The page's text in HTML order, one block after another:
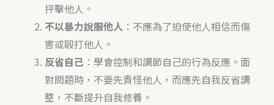
抨擊他人。
不以暴力說服他人：不應為了迫使他人相信而傷
害或毆打他人。
反省自己 ：學會控制和調節自己的行為反應。面
對問題時，不要先責怪他人，而應先自我反省調
整，不斷提升自我修養。